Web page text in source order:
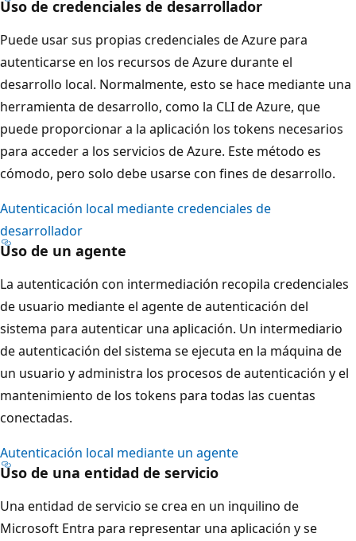
Uso de credenciales de desarrollador
Puede usar sus propias credenciales de Azure para
autenticarse en los recursos de Azure durante el
desarrollo local. Normalmente, esto se hace mediante una
herramienta de desarrollo, como la CLI de Azure, que
puede proporcionar a la aplicación los tokens necesarios
para acceder a los servicios de Azure. Este método es
cómodo, pero solo debe usarse con fines de desarrollo.
Autenticación local mediante credenciales de
desarrollador
Uso de un agente
La autenticación con intermediación recopila credenciales
de usuario mediante el agente de autenticación del
sistema para autenticar una aplicación. Un intermediario
de autenticación del sistema se ejecuta en la máquina de
un usuario y administra los procesos de autenticación y el
mantenimiento de los tokens para todas las cuentas
conectadas.
Autenticación local mediante un agente
Uso de una entidad de servicio
Una entidad de servicio se crea en un inquilino de
Microsoft Entra para representar una aplicación y se